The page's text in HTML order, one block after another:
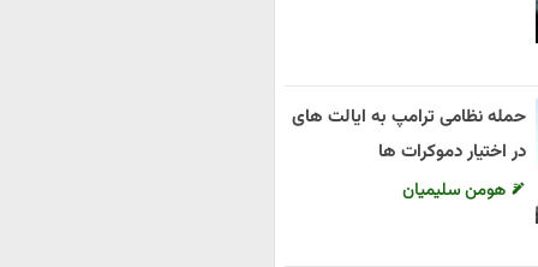
حمله نظامی ترامپ به ایالت های
در اختیار دموکرات ها
هومن سلیمیان